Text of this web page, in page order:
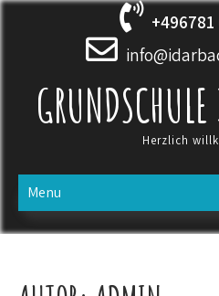
Skip
+496781
Herzlich
Menu